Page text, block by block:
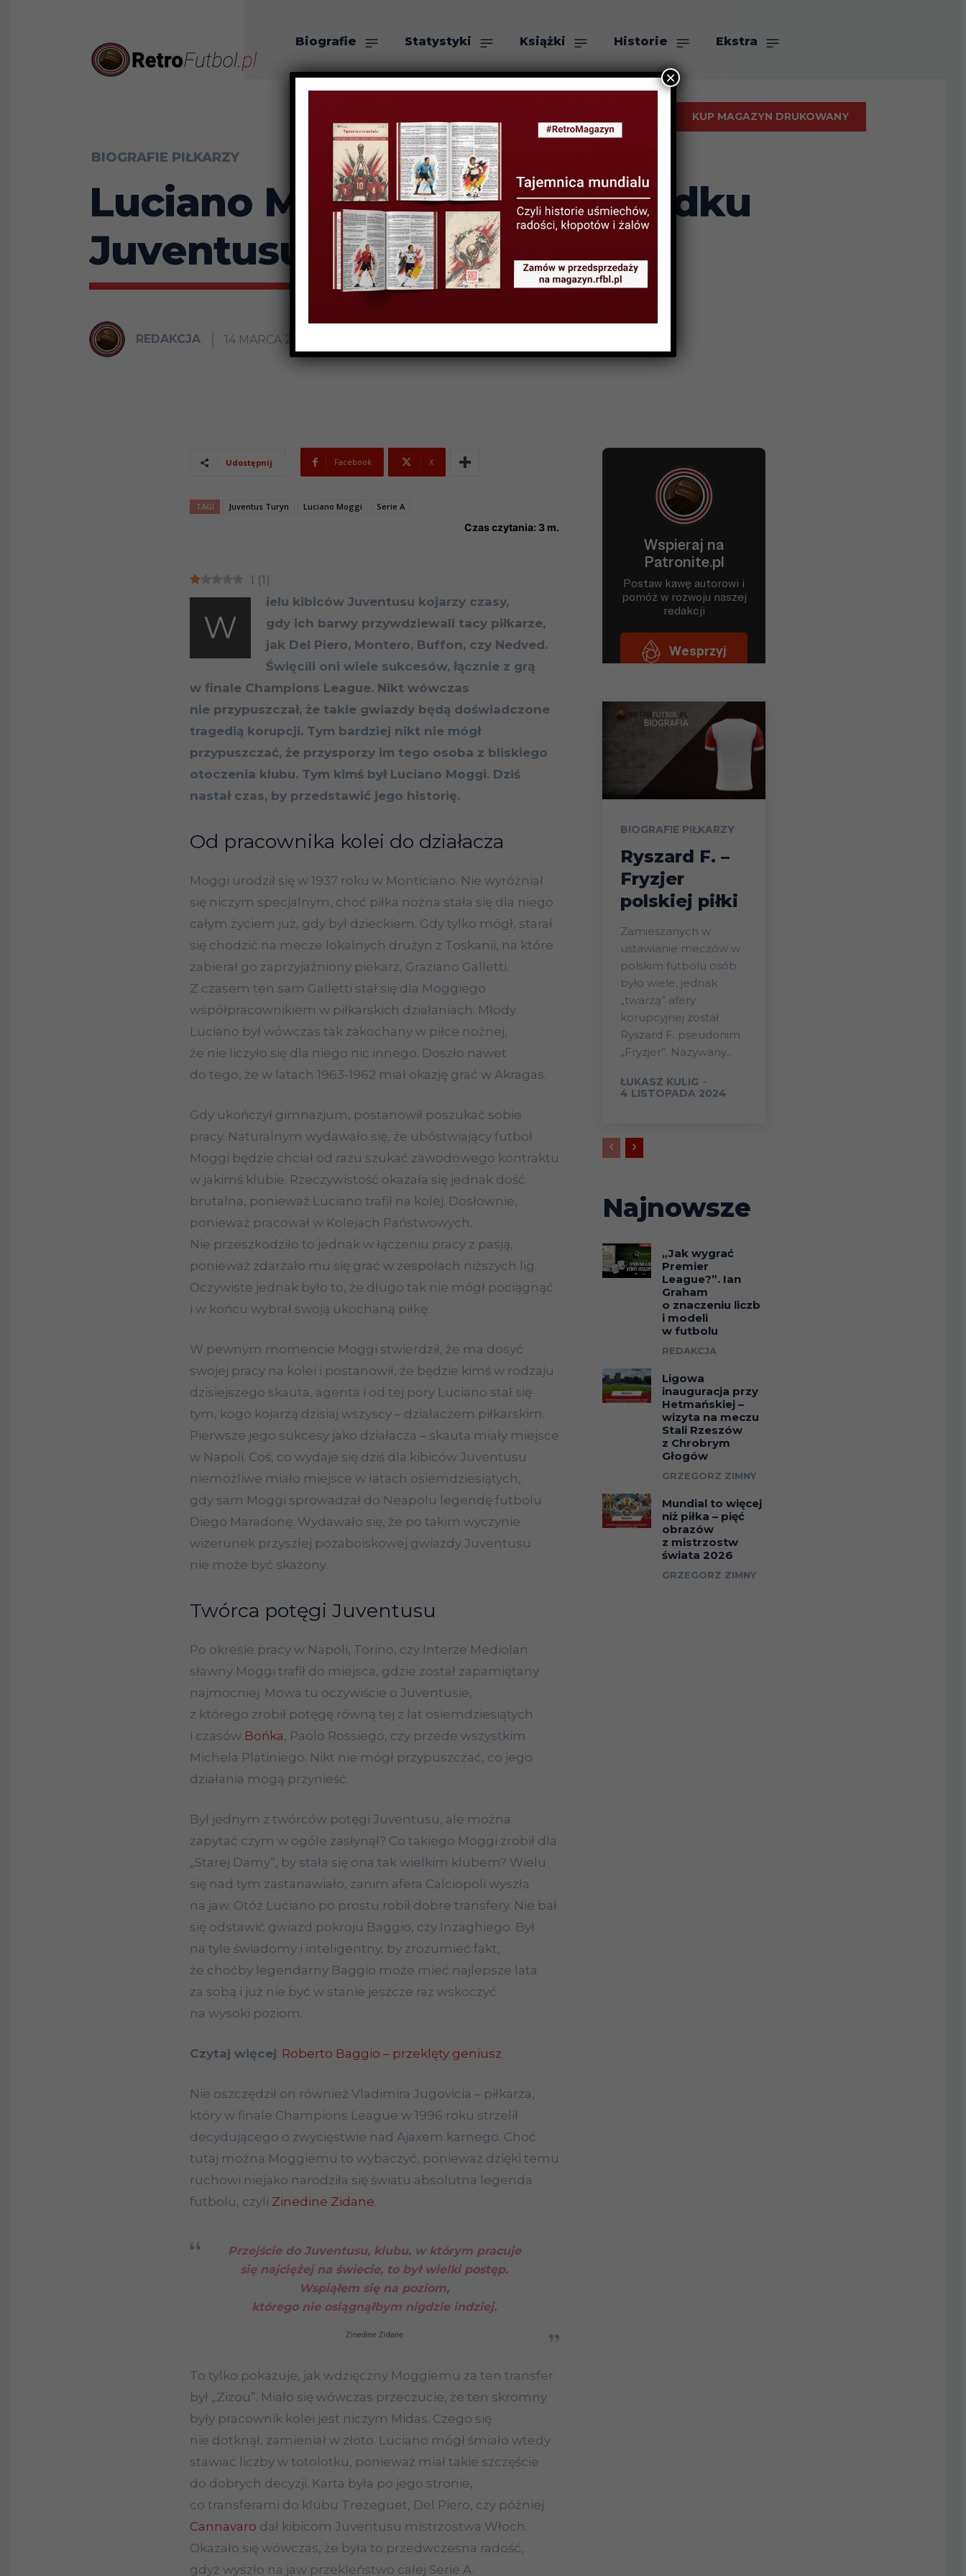
Biografie Statystyki Książki Historie Ekstra
O nas
KUP MAGAZYN DRUKOWANY
BIOGRAFIE PIŁKARZY
Luciano Moggi – twórca upadku
Juventusu
REDAKCJA 14 MARCA 2019
Udostępnij Facebook X
TAGI Juventus Turyn Luciano Moggi Serie A
Czas czytania: 3 m.
1 (1)
W
ielu kibiców Juventusu kojarzy czasy,
gdy ich barwy przywdziewali tacy piłkarze,
jak Del Piero, Montero, Buffon, czy Nedved.
Święcili oni wiele sukcesów, łącznie z grą
w finale Champions League. Nikt wówczas
nie przypuszczał, że takie gwiazdy będą doświadczone
tragedią korupcji. Tym bardziej nikt nie mógł
przypuszczać, że przysporzy im tego osoba z bliskiego
otoczenia klubu. Tym kimś był Luciano Moggi. Dziś
nastał czas, by przedstawić jego historię.
Od pracownika kolei do działacza
Moggi urodził się w 1937 roku w Monticiano. Nie wyróżniał
się niczym specjalnym, choć piłka nożna stała się dla niego
całym życiem już, gdy był dzieckiem. Gdy tylko mógł, starał
się chodzić na mecze lokalnych drużyn z Toskanii, na które
zabierał go zaprzyjaźniony piekarz, Graziano Galletti.
Z czasem ten sam Galletti stał się dla Moggiego
współpracownikiem w piłkarskich działaniach. Młody
Luciano był wówczas tak zakochany w piłce nożnej,
że nie liczyło się dla niego nic innego. Doszło nawet
do tego, że w latach 1963-1962 miał okazję grać w Akragas.
Gdy ukończył gimnazjum, postanowił poszukać sobie
pracy. Naturalnym wydawało się, że ubóstwiający futbol
Moggi będzie chciał od razu szukać zawodowego kontraktu
w jakimś klubie. Rzeczywistość okazała się jednak dość
brutalna, ponieważ Luciano trafił na kolej. Dosłownie,
ponieważ pracował w Kolejach Państwowych.
Nie przeszkodziło to jednak w łączeniu pracy z pasją,
ponieważ zdarzało mu się grać w zespołach niższych lig.
Oczywiste jednak było to, że długo tak nie mógł pociągnąć
i w końcu wybrał swoją ukochaną piłkę.
W pewnym momencie Moggi stwierdził, że ma dosyć
swojej pracy na kolei i postanowił, że będzie kimś w rodzaju
dzisiejszego skauta, agenta i od tej pory Luciano stał się
tym, kogo kojarzą dzisiaj wszyscy – działaczem piłkarskim.
Pierwsze jego sukcesy jako działacza – skauta miały miejsce
w Napoli. Coś, co wydaje się dziś dla kibiców Juventusu
niemożliwe miało miejsce w latach osiemdziesiątych,
gdy sam Moggi sprowadzał do Neapolu legendę futbolu
Diego Maradonę. Wydawało się, że po takim wyczynie
wizerunek przyszłej pozaboiskowej gwiazdy Juventusu
nie może być skażony.
Twórca potęgi Juventusu
Po okresie pracy w Napoli, Torino, czy Interze Mediolan
sławny Moggi trafił do miejsca, gdzie został zapamiętany
najmocniej. Mowa tu oczywiście o Juventusie,
z którego zrobił potęgę równą tej z lat osiemdziesiątych
i czasów Bońka, Paolo Rossiego, czy przede wszystkim
Michela Platiniego. Nikt nie mógł przypuszczać, co jego
działania mogą przynieść.
Był jednym z twórców potęgi Juventusu, ale można
zapytać czym w ogóle zasłynął? Co takiego Moggi zrobił dla
„Starej Damy”, by stała się ona tak wielkim klubem? Wielu
się nad tym zastanawiało, zanim afera Calciopoli wyszła
na jaw. Otóż Luciano po prostu robił dobre transfery. Nie bał
się odstawić gwiazd pokroju Baggio, czy Inzaghiego. Był
na tyle świadomy i inteligentny, by zrozumieć fakt,
że choćby legendarny Baggio może mieć najlepsze lata
za sobą i już nie być w stanie jeszcze raz wskoczyć
na wysoki poziom.
Czytaj więcej: Roberto Baggio – przeklęty geniusz
Nie oszczędził on również Vladimira Jugovicia – piłkarza,
który w finale Champions League w 1996 roku strzelił
decydującego o zwycięstwie nad Ajaxem karnego. Choć
tutaj można Moggiemu to wybaczyć, ponieważ dzięki temu
ruchowi niejako narodziła się światu absolutna legenda
futbolu, czyli Zinedine Zidane.
Przejście do Juventusu, klubu, w którym pracuje
się najciężej na świecie, to był wielki postęp.
Wspiąłem się na poziom,
którego nie osiągnąłbym nigdzie indziej.
Zinedine Zidane
To tylko pokazuje, jak wdzięczny Moggiemu za ten transfer
był „Zizou”. Miało się wówczas przeczucie, że ten skromny
były pracownik kolei jest niczym Midas. Czego się
nie dotknął, zamieniał w złoto. Luciano mógł śmiało wtedy
stawiać liczby w totolotku, ponieważ miał takie szczęście
do dobrych decyzji. Karta była po jego stronie,
co transferami do klubu Trezeguet, Del Piero, czy później
Cannavaro dał kibicom Juventusu mistrzostwa Włoch.
Okazało się wówczas, że była to przedwczesna radość,
gdyż wyszło na jaw przekleństwo całej Serie A.
BIOGRAFIE PIŁKARZY
Ryszard F. –
Fryzjer
polskiej piłki
Zamieszanych w
ustawianie meczów w
polskim futbolu osób
było wiele, jednak
„twarzą” afery
korupcyjnej został
Ryszard F. pseudonim
„Fryzjer”. Nazywany...
ŁUKASZ KULIG -
4 LISTOPADA 2024
Najnowsze
„Jak wygrać
Premier
League?”. Ian
Graham
o znaczeniu liczb
i modeli
w futbolu
REDAKCJA
Ligowa
inauguracja przy
Hetmańskiej –
wizyta na meczu
Stali Rzeszów
z Chrobrym
Głogów
GRZEGORZ ZIMNY
Mundial to więcej
niż piłka – pięć
obrazów
z mistrzostw
świata 2026
GRZEGORZ ZIMNY
×